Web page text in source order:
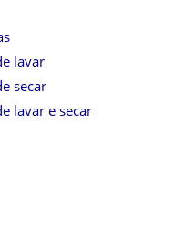
lavar
secar
lavar e secar